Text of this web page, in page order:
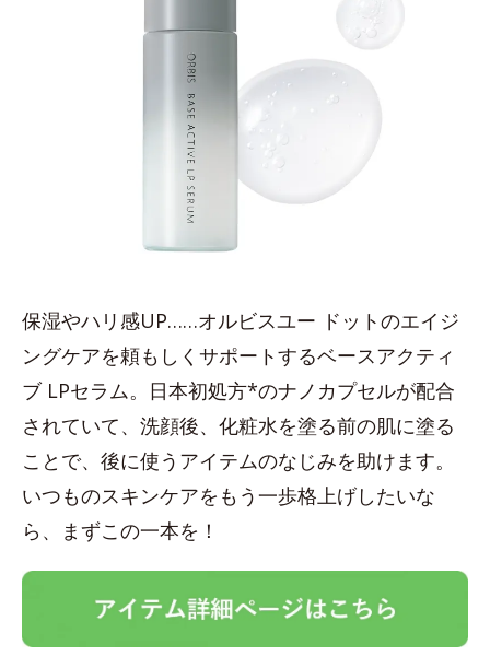
保湿やハリ感UP……オルビスユー ドットのエイジ
ングケアを頼もしくサポートするベースアクティ
ブ LPセラム。日本初処方*のナノカプセルが配合
されていて、洗顔後、化粧水を塗る前の肌に塗る
ことで、後に使うアイテムのなじみを助けます。
いつものスキンケアをもう一歩格上げしたいな
ら、まずこの一本を！